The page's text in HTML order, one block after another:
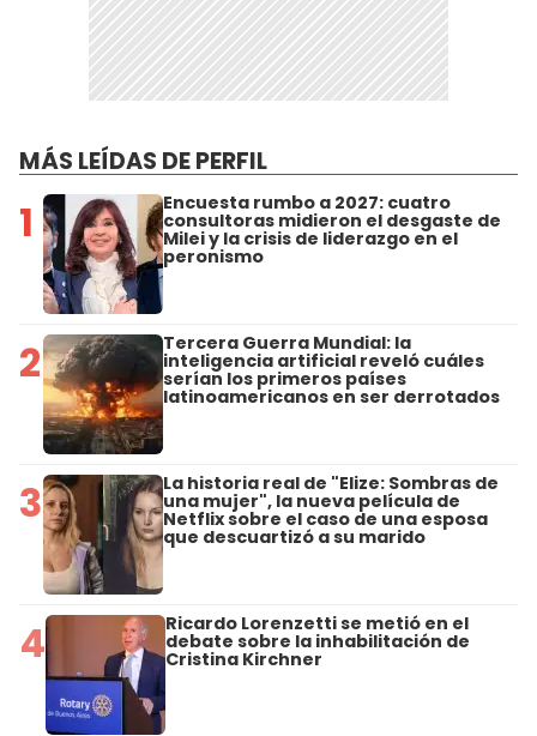
MÁS LEÍDAS DE PERFIL
1 Encuesta rumbo a 2027: cuatro
consultoras midieron el desgaste de
Milei y la crisis de liderazgo en el
peronismo
2 Tercera Guerra Mundial: la
inteligencia artificial reveló cuáles
serían los primeros países
latinoamericanos en ser derrotados
3 La historia real de "Elize: Sombras de
una mujer", la nueva película de
Netflix sobre el caso de una esposa
que descuartizó a su marido
4 Ricardo Lorenzetti se metió en el
debate sobre la inhabilitación de
Cristina Kirchner